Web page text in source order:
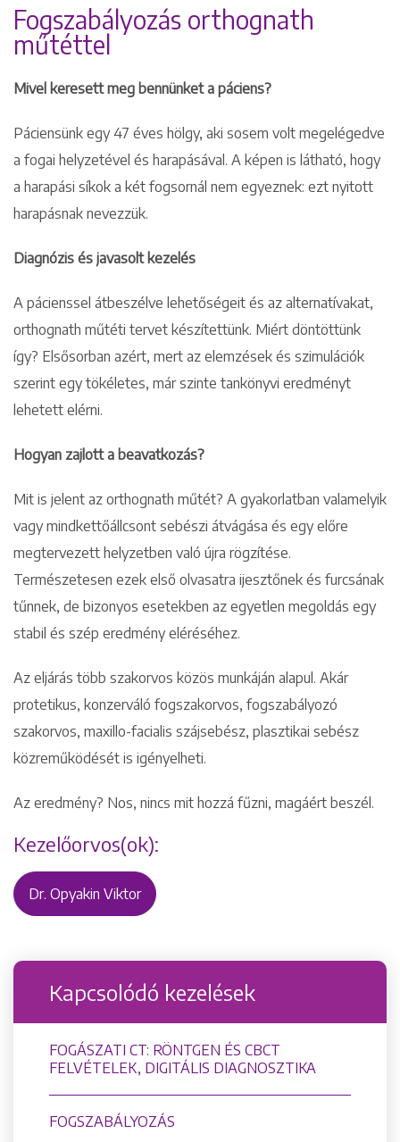
Fogszabályozás orthognath
műtéttel
Mivel keresett meg bennünket a páciens?
Páciensünk egy 47 éves hölgy, aki sosem volt megelégedve
a fogai helyzetével és harapásával. A képen is látható, hogy
a harapási síkok a két fogsornál nem egyeznek: ezt nyitott
harapásnak nevezzük.
Diagnózis és javasolt kezelés
A pácienssel átbeszélve lehetőségeit és az alternatívakat,
orthognath műtéti tervet készítettünk. Miért döntöttünk
így? Elsősorban azért, mert az elemzések és szimulációk
szerint egy tökéletes, már szinte tankönyvi eredményt
lehetett elérni.
Hogyan zajlott a beavatkozás?
Mit is jelent az orthognath műtét? A gyakorlatban valamelyik
vagy mindkettőállcsont sebészi átvágása és egy előre
megtervezett helyzetben való újra rögzítése.
Természetesen ezek első olvasatra ijesztőnek és furcsának
tűnnek, de bizonyos esetekben az egyetlen megoldás egy
stabil és szép eredmény eléréséhez.
Az eljárás több szakorvos közös munkáján alapul. Akár
protetikus, konzerváló fogszakorvos, fogszabályozó
szakorvos, maxillo-facialis szájsebész, plasztikai sebész
közreműködését is igényelheti.
Az eredmény? Nos, nincs mit hozzá fűzni, magáért beszél.
Kezelőorvos(ok):
Dr. Opyakin Viktor
Kapcsolódó kezelések
FOGÁSZATI CT: RÖNTGEN ÉS CBCT
FELVÉTELEK, DIGITÁLIS DIAGNOSZTIKA
FOGSZABÁLYOZÁS